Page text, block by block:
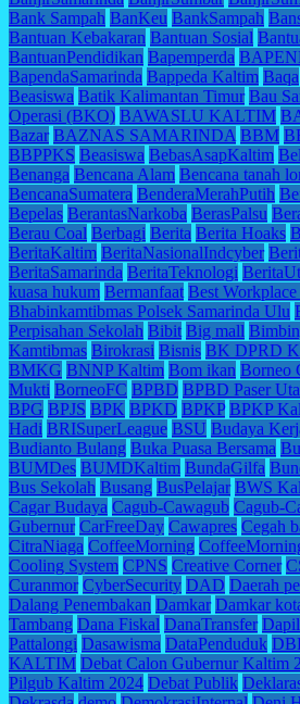
Bank Sampah BanKeu BankSampah
Bantuan Kebakaran Bantuan Sosial
BantuanPendidikan Bapemperda
BapendaSamarinda Bappeda Kaltim Baqa
Beasiswa Batik Kalimantan Timur Bau
Operasi (BKO) BAWASLU KALTIM
Bazar BAZNAS SAMARINDA BBM
BBPPKS Beasiswa BebasAsapKaltim
Benanga Bencana Alam Bencana tanah
BencanaSumatera BenderaMerahPutih
Bepelas BerantasNarkoba BerasPalsu
Berau Coal Berbagi Berita Berita Hoaks
BeritaKaltim BeritaNasionalIndcyber
BeritaSamarinda BeritaTeknologi
kuasa hukum Bermanfaat Best
Bhabinkamtibmas Polsek Samarinda Ulu
Perpisahan Sekolah Bibit Big mall
Kamtibmas Birokrasi Bisnis BK DPRD
BMKG BNNP Kaltim Bom ikan Borneo
Mukti BorneoFC BPBD BPBD Paser
BPG BPJS BPK BPKD BPKP BPKP
Hadi BRISuperLeague BSU Budaya
Budianto Bulang Buka Puasa Bersama
BUMDes BUMDKaltim BundaGilfa
Bus Sekolah Busang BusPelajar BWS
Cagar Budaya Cagub-Cawagub Cagub-
Gubernur CarFreeDay Cawapres Cegah
CitraNiaga CoffeeMorning
Cooling System CPNS Creative Corner
Curanmor CyberSecurity DAD Daerah
Dalang Penembakan Damkar Damkar
Tambang Dana Fiskal DanaTransfer
Pattalongi Dasawisma DataPenduduk
KALTIM Debat Calon Gubernur Kaltim
Pilgub Kaltim 2024 Debat Publik